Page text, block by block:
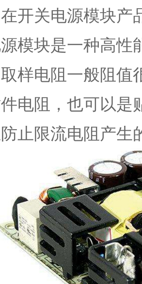
开关电源模块产
模块是一种高性
样电阻一般阻值
电阻，也可以是
止限流电阻产生